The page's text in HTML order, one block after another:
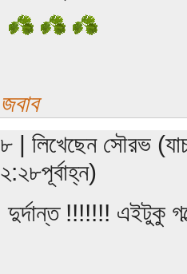
জবাব
৮ | লিখেছেন সৌরভ
২:২৮পূর্বাহ্ন)
দুর্দান্ত !!!!!!! এইটুকু